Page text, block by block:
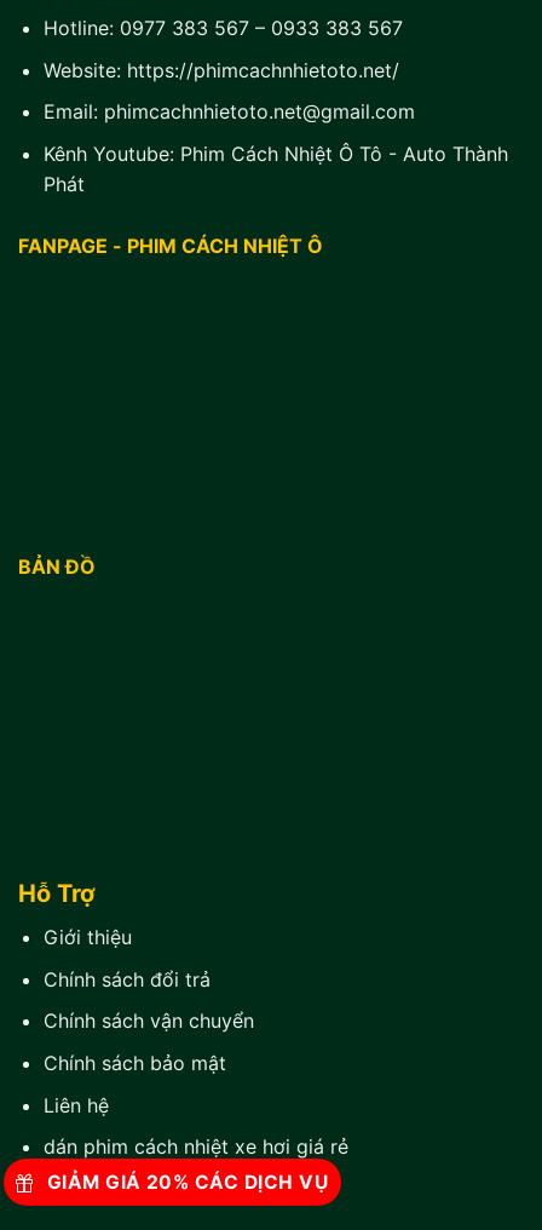
Hotline: 0977 383 567– 0933 383 567
Website: https://phimcachnhietoto.net/
Email: phimcachnhietoto.net@gmail.com
Kênh Youtube: Phim Cách Nhiệt Ô Tô - Auto Thành
Phát
FANPAGE - PHIM CÁCH NHIỆT Ô
BẢN ĐỒ
Hỗ Trợ
Giới thiệu
Chính sách đổi trả
Chính sách vận chuyển
Chính sách bảo mật
Liên hệ
dán phim cách nhiệt xe hơi giá rẻ
GIẢM GIÁ 20% CÁC DỊCH VỤ